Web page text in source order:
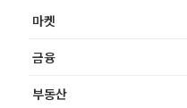
마켓
금융
부동산